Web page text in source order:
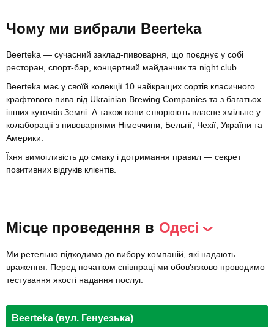
Чому ми вибрали Beerteka
Beerteka — сучасний заклад-пивоварня, що поєднує у собі
ресторан, спорт-бар, концертний майданчик та night club.
Beerteka має у своїй колекції 10 найкращих сортів класичного
крафтового пива від Ukrainian Brewing Companies та з багатьох
інших куточків Землі. А також вони створюють власне хмільне у
колаборації з пивоварнями Німеччини, Бельгії, Чехії, України та
Америки.
Їхня вимогливість до смаку і дотримання правил — секрет
позитивних відгуків клієнтів.
Місце проведення в Одесі
Ми ретельно підходимо до вибору компаній, які надають
враження. Перед початком співпраці ми обов'язково проводимо
тестування якості надання послуг.
Beerteka (вул. Генуезька)